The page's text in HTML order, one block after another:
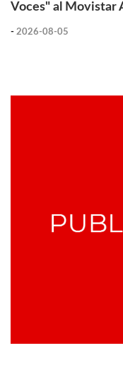
Voces" al Movistar
- 2026-08-05